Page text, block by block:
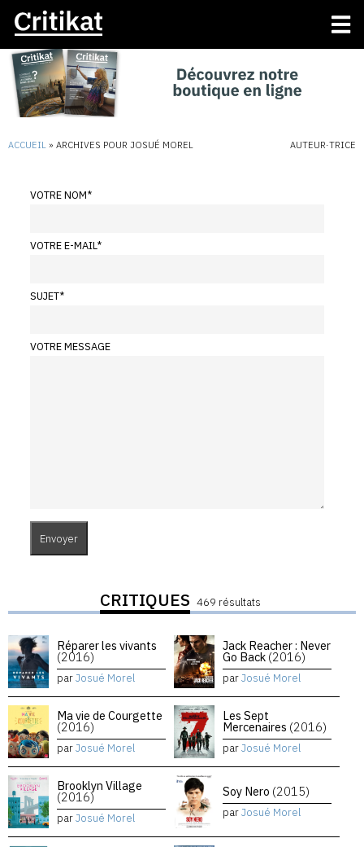
ACCUEIL » ARCHIVES POUR JOSUÉ MOREL AUTEUR·TRICE
VOTRE NOM*
VOTRE E-MAIL*
SUJET*
VOTRE MESSAGE
CRITIQUES 469 résultats
Réparer les vivants
(2016)
parJosué Morel
Jack Reacher : Never
Go Back (2016)
parJosué Morel
Ma vie de Courgette
(2016)
parJosué Morel
Les Sept
Mercenaires (2016)
parJosué Morel
Brooklyn Village
(2016)
parJosué Morel
Soy Nero (2015)
parJosué Morel